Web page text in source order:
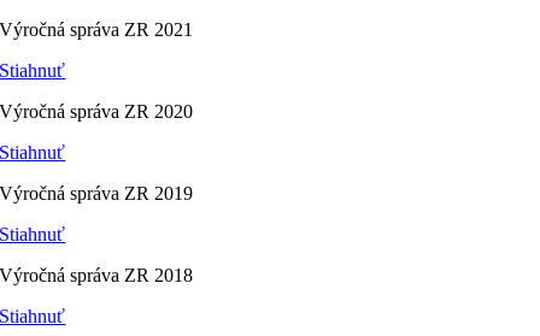
Výročná správa ZR 2021
Stiahnuť
Výročná správa ZR 2020
Stiahnuť
Výročná správa ZR 2019
Stiahnuť
Výročná správa ZR 2018
Stiahnuť